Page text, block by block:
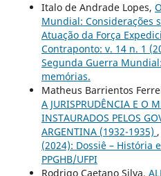
Italo de Andrade Lopes,
Mundial: Considerações
Atuação da Força
Contraponto: v. 14 n. 1
Segunda Guerra
memórias.
Matheus Barrientos
A JURISPRUDÊNCIA E O
INSTAURADOS PELOS
ARGENTINA (1932-1935) ,
(2024): Dossiê – História
PPGHB/UFPI
Rodrigo Caetano Silva,